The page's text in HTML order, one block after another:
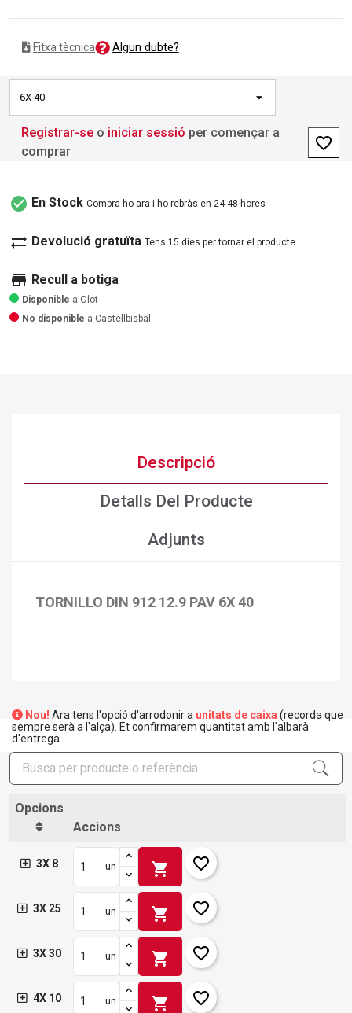
Fitxa tècnica Algun dubte?
6X 40
Registrar-se o iniciar sessió per començar a
comprar
favorite_border
check_circle En Stock Compra-ho ara i ho rebràs en 24-48 hores
sync_alt Devolució gratuïta Tens 15 dies per tornar el producte
store Recull a botiga
Disponible a Olot
No disponible a Castellbisbal
Descripció
Detalls Del Producte
Adjunts
TORNILLO DIN 912 12.9 PAV 6X 40
Nou! Ara tens l'opció d'arrodonir a unitats de caixa (recorda que
sempre serà a l'alça). Et confirmarem quantitat amb l'albarà
d'entrega.
Opcions
Accions
3X 8 un shopping_cart favorite_border
3X 25 un shopping_cart favorite_border
3X 30 un shopping_cart favorite_border
4X 10 un shopping_cart favorite_border